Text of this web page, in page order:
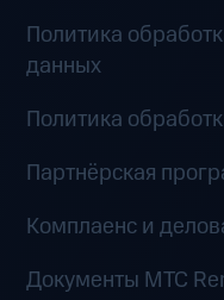
Политика
данных
Политика
Партнёрская
Комплаенс и
Документы MTC